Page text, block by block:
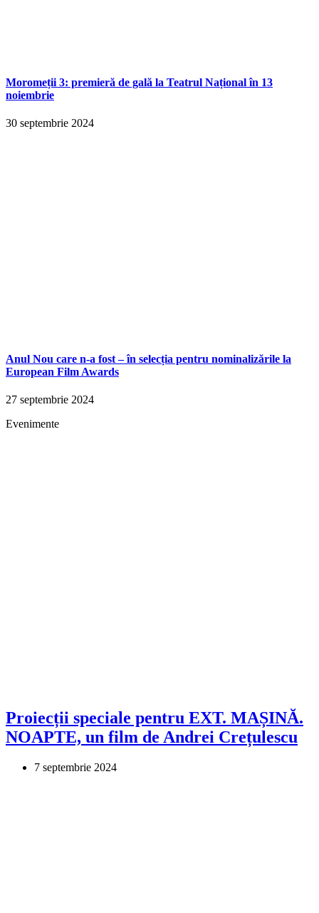
Moromeții 3: premieră de gală la Teatrul Național în 13
noiembrie
30 septembrie 2024
Anul Nou care n-a fost – în selecția pentru nominalizările la
European Film Awards
27 septembrie 2024
Evenimente
Proiecții speciale pentru EXT. MAȘINĂ.
NOAPTE, un film de Andrei Crețulescu
7 septembrie 2024